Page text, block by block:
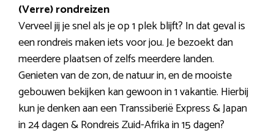
(Verre) rondreizen
Verveel jij je snel als je op 1 plek blijft? In dat geval is
een rondreis maken iets voor jou. Je bezoekt dan
meerdere plaatsen of zelfs meerdere landen.
Genieten van de zon, de natuur in, en de mooiste
gebouwen bekijken kan gewoon in 1 vakantie. Hierbij
kun je denken aan een Transsiberië Express & Japan
in 24 dagen & Rondreis Zuid-Afrika in 15 dagen?